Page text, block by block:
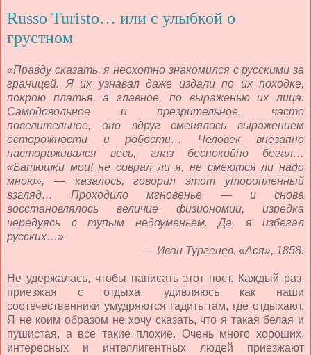
Russo Turisto… или с улыбкой о
грустном
«Правду сказать, я неохотно знакомился с русскими за
границей. Я их узнавал даже издали по их походке,
покрою платья, а главное, по выраженью их лица.
Самодовольное и презрительное, часто
повелительное, оно вдруг сменялось выражением
осторожности и робости… Человек внезапно
настораживался весь, глаз беспокойно бегал…
«Батюшки мои! не соврал ли я, не смеются ли надо
мною», — казалось, говорил этот уторопленный
взгляд… Проходило мгновенье — и снова
восстановлялось величие физиономии, изредка
чередуясь с тупым недоуменьем. Да, я избегал
русских…»
— Иван Тургенев. «Ася», 1858.
Не удержалась, чтобы написать этот пост. Каждый раз,
приезжая с отдыха, удивляюсь как наши
соотечественники умудряются гадить там, где отдыхают.
Я не коим образом не хочу сказать, что я такая белая и
пушистая, а все такие плохие. Очень много хороших,
интересных и интеллигентных людей приезжают